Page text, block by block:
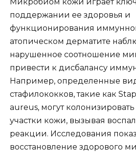
поддержании ее здоровья и
функционирования
атопическом дерматите
нарушенное соотношение
привести к дисбалансу
Например, определенные
стафилококков, такие как
aureus, могут
участки кожи, вызывая
реакции. Исследования
восстановление здорового